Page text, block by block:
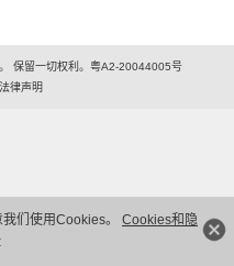
们使用Cookies。 Cookies和隐
保留一切权利。粤A2-20044005号
法律声明